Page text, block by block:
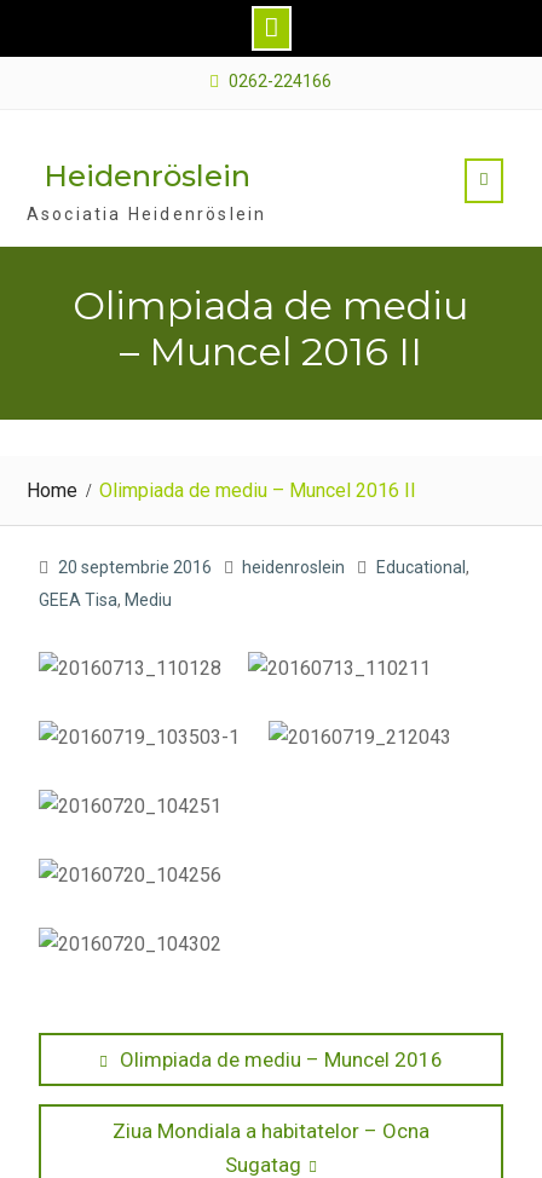
0262-224166
Heidenröslein
Asociatia Heidenröslein
Olimpiada de mediu
– Muncel 2016 II
Home Olimpiada de mediu – Muncel 2016 II
20 septembrie 2016 heidenroslein Educational ,
GEEA Tisa, Mediu
Navigare
în
articole
Previous
post:
Olimpiada de mediu – Muncel 2016
Next
Ziua Mondiala a habitatelor – Ocna
Sugatag